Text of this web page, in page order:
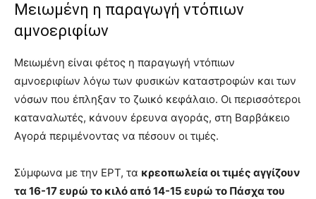
Μειωμένη η παραγωγή ντόπιων
αμνοεριφίων
Μειωμένη είναι φέτος η παραγωγή ντόπιων
αμνοεριφίων λόγω των φυσικών καταστροφών και των
νόσων που έπληξαν το ζωικό κεφάλαιο. Οι περισσότεροι
καταναλωτές, κάνουν έρευνα αγοράς, στη Βαρβάκειο
Αγορά περιμένοντας να πέσουν οι τιμές.
Σύμφωνα με την ΕΡΤ, τα κρεοπωλεία οι τιμές αγγίζουν
τα 16-17 ευρώ το κιλό από 14-15 ευρώ το Πάσχα του